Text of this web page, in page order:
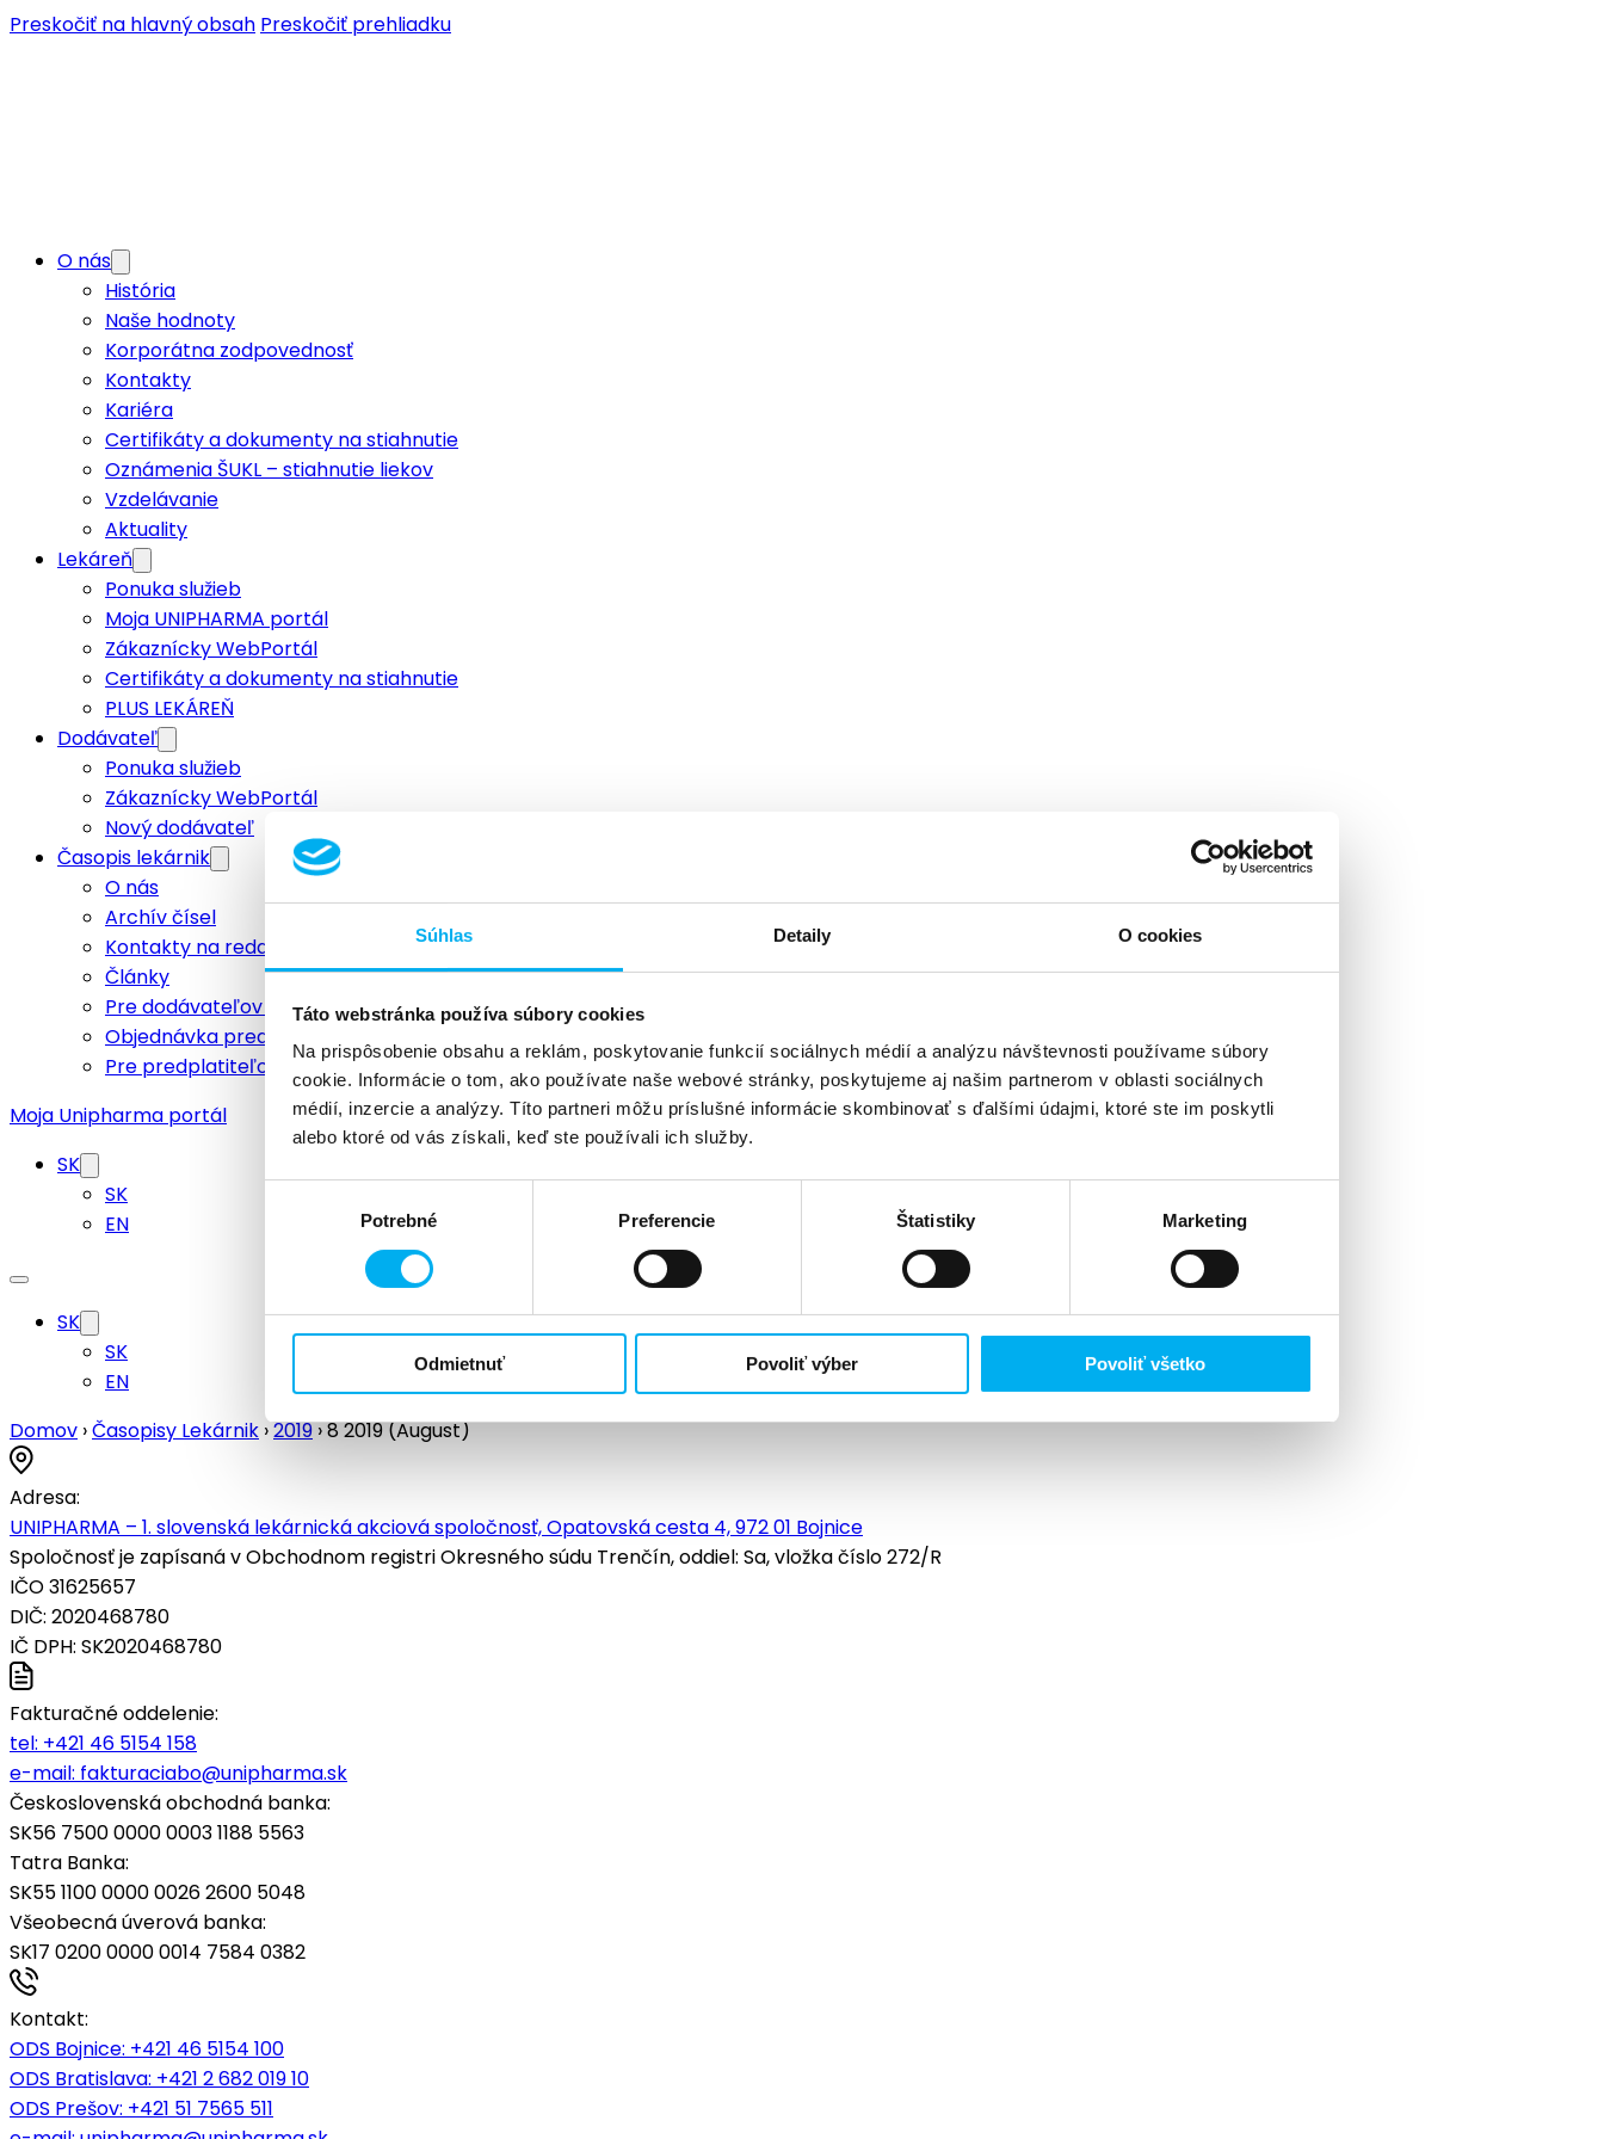
Súhlas Detaily O cookies
Táto webstránka používa súbory cookies
Na prispôsobenie obsahu a reklám, poskytovanie funkcií sociálnych médií a analýzu návštevnosti používame súbory
cookie. Informácie o tom, ako používate naše webové stránky, poskytujeme aj našim partnerom v oblasti sociálnych
médií, inzercie a analýzy. Títo partneri môžu príslušné informácie skombinovať s ďalšími údajmi, ktoré ste im poskytli
alebo ktoré od vás získali, keď ste používali ich služby.
Potrebné Preferencie Štatistiky Marketing
Odmietnuť Povoliť výber Povoliť všetko
Preskočiť na hlavný obsah Preskočiť prehliadku
O nás
História
Naše hodnoty
Korporátna zodpovednosť
Kontakty
Kariéra
Certifikáty a dokumenty na stiahnutie
Oznámenia ŠUKL – stiahnutie liekov
Vzdelávanie
Aktuality
Lekáreň
Ponuka služieb
Moja UNIPHARMA portál
Zákaznícky WebPortál
Certifikáty a dokumenty na stiahnutie
PLUS LEKÁREŇ
Dodávateľ
Ponuka služieb
Zákaznícky WebPortál
Nový dodávateľ
Časopis lekárnik
O nás
Archív čísel
Kontakty na redakciu
Články
Pre dodávateľov a inzerentov
Objednávka predplatného
Pre predplatiteľov
Moja Unipharma portál
SK
SK
EN
SK
SK
EN
Domov ›Časopisy Lekárnik ›2019›8 2019 (August)
Adresa:
UNIPHARMA – 1. slovenská lekárnická akciová spoločnosť, Opatovská cesta 4, 972 01 Bojnice
Spoločnosť je zapísaná v Obchodnom registri Okresného súdu Trenčín, oddiel: Sa, vložka číslo 272/R
IČO 31625657
DIČ: 2020468780
IČ DPH: SK2020468780
Fakturačné oddelenie:
tel: +421 46 5154 158
e-mail: fakturaciabo@unipharma.sk
Československá obchodná banka:
SK56 7500 0000 0003 1188 5563
Tatra Banka:
SK55 1100 0000 0026 2600 5048
Všeobecná úverová banka:
SK17 0200 0000 0014 7584 0382
Kontakt:
ODS Bojnice: +421 46 5154 100
ODS Bratislava: +421 2 682 019 10
ODS Prešov: +421 51 7565 511